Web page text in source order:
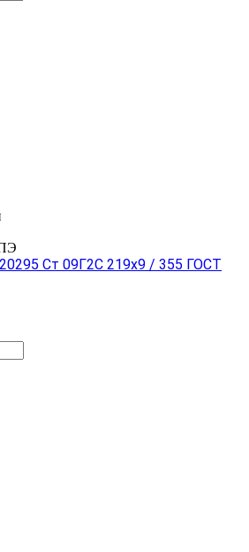
Ст 09Г2С 219x9 / 355 ГОСТ